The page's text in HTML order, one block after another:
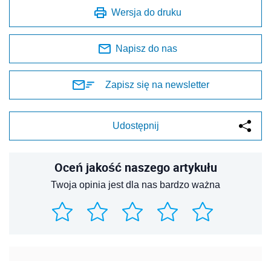
Wersja do druku
Napisz do nas
Zapisz się na newsletter
Udostępnij
Oceń jakość naszego artykułu
Twoja opinia jest dla nas bardzo ważna